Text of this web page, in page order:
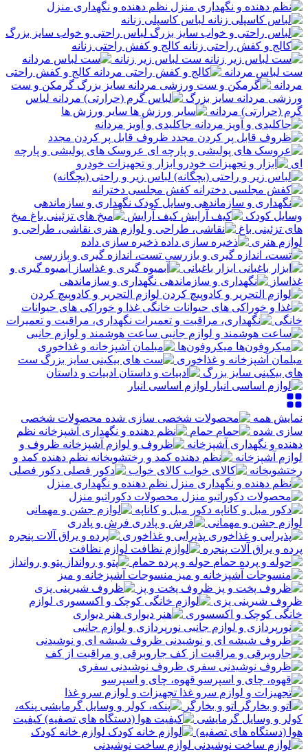
نظم دهنده و نگهداری منزل
لباس کاسپلی زنانه
لباس راحتی و خواب سایز بزرگ
کالج و کفش راحتی زنانه
ست لباس زیر زنانه
ست لباس مردانه
کالج و کفش راحتی
مردانه
گرمکن و ست
ورزشی مردانه سایز بزرگ
لباس
گرم (حرارتی) مردانه
سایر ورزش ها
جاکلیدی و آویز مردانه
ظروف قابل پر کردن مجدد
عروسک های پولیشی و پارچه
ای
ابزار و تجهیزات خودرو
لباس زیر و راحتی (بچگانه)
کفش مجلسی دخترانه
نگهداری و سازماندهی
وسایل کودک
کیف آرایش
میخ
های تزئینی باغ
نقاشی، طراحی و
لوازم هنری
ذخیره سازی داده
تست، اندازه گیری و بازرسی
ابزار باغبانی
آبمیوه گیری و
غذاساز
نگهداری و سازماندهی
لوازم التحریر و کادوپیچ کردن
غذا و خوراکی های حیوانات
خانگی
نگهداری، مراقبت و تعمیرات
ساعت هوشمند و لوازم جانبی
میکروفون‌ها
مبلمان آشپزخانه و غذاخوری
ست
های بیکینی سایز بزرگ
ادبیات و داستان
لوازم اساسی انبار
نمایش همه
محصولات شخصی
سازی شده
حمام
نظم
دهنده و نگهداری آشپزخانه
ظروف و
لوازم آشپزخانه
نظم دهنده کمد و
رختشویخانه
کالای خواب
دکور فصلی
نظم دهنده و نگهداری منزل
محصولات دکوراتیو منزل
دکور مبل و کاناپه
لوازم جشن و مهمانی
فرش و پادری
پذیرایی و غذاخوری
پرده و یراق آلات پنجره
لوازم نظافت
حوله و پرده حمام
پتو و روانداز
منسوجات آشپزخانه و میز
ظروف پخت و پز
ظروف شیرینی پزی
لوازم
خانگی کوچک و اکسسوری
هنر دیواری
نورپردازی و لوازم جانبی
ظروف شیشه ای و نوشیدنی
جاروبرقی و مراقبت از کف
ظروف نوشیدنی سفری
قهوه، چای و اسپرسو
تجهیزات و لوازم سرو غذا
اتو و بخارگر
پنکه،
کولر و وسایل گرمایشی
کیفیت
هوا (دستگاه های تصفیه)
لوازم خانه کودک
لوازم ساخت نوشیدنی